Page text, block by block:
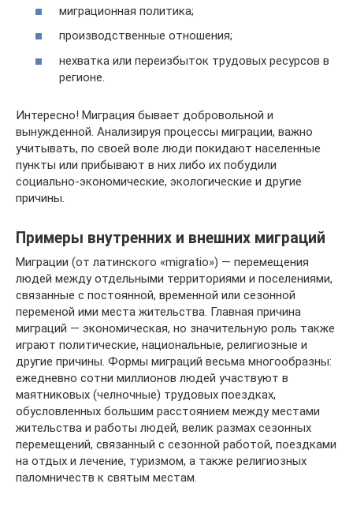
миграционная политика;
производственные отношения;
нехватка или переизбыток трудовых ресурсов в
регионе.
Интересно! Миграция бывает добровольной и
вынужденной. Анализируя процессы миграции, важно
учитывать, по своей воле люди покидают населенные
пункты или прибывают в них либо их побудили
социально-экономические, экологические и другие
причины.
Примеры внутренних и внешних миграций
Миграции (от латинского «migratio») — перемещения
людей между отдельными территориями и поселениями,
связанные с постоянной, временной или сезонной
переменой ими места жительства. Главная причина
миграций — экономическая, но значительную роль также
играют политические, национальные, религиозные и
другие причины. Формы миграций весьма многообразны:
ежедневно сотни миллионов людей участвуют в
маятниковых (челночные) трудовых поездках,
обусловленных большим расстоянием между местами
жительства и работы людей, велик размах сезонных
перемещений, связанный с сезонной работой, поездками
на отдых и лечение, туризмом, а также религиозных
паломничеств к святым местам.